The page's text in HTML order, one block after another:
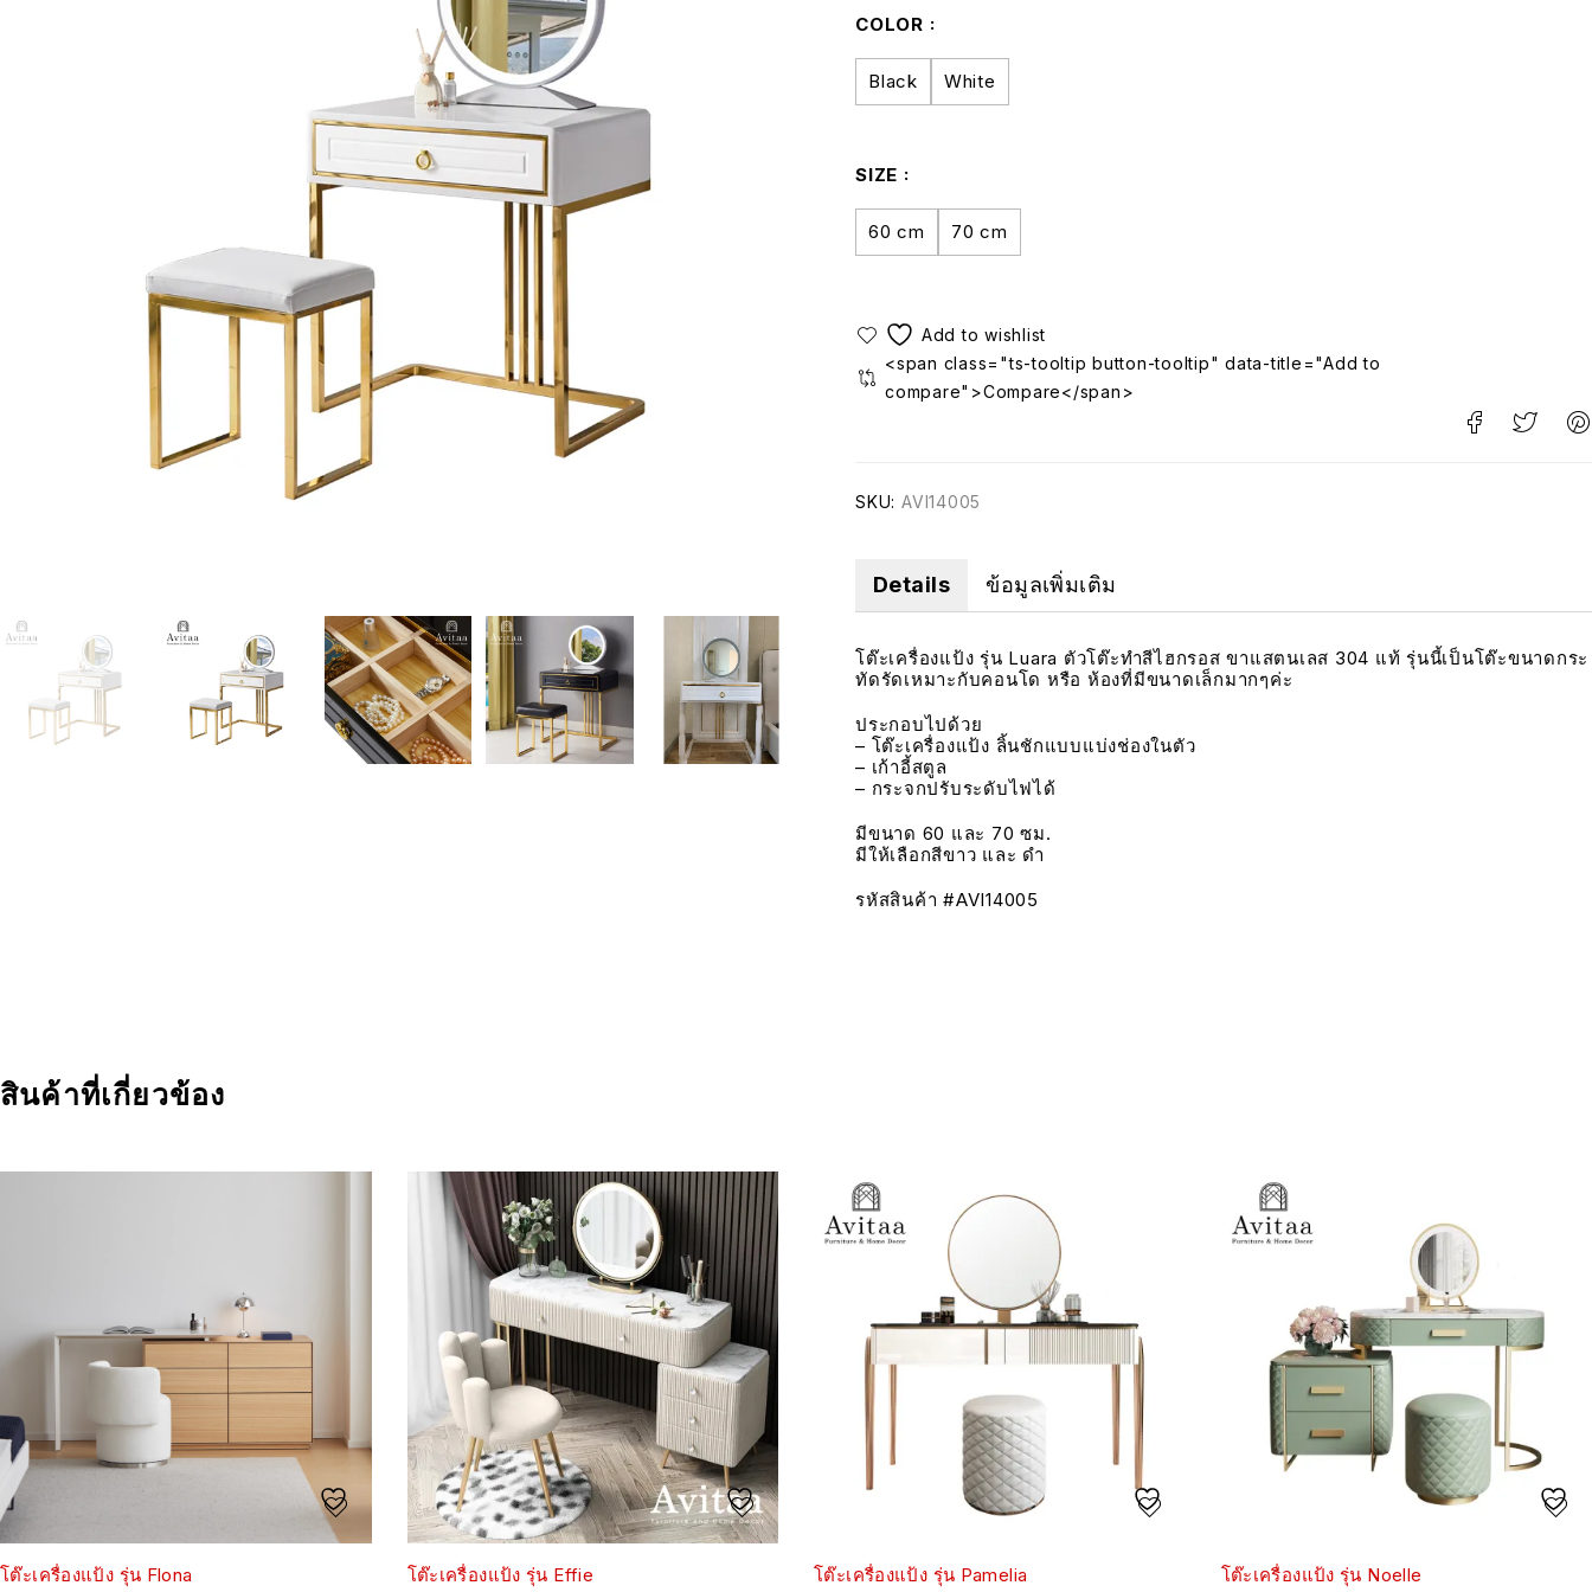
COLOR
Black White
SIZE
60 cm 70 cm
<span class="ts-tooltip button-tooltip" data-title="Add to
compare">Compare</span>
SKU: AVI14005
Details ข้อมูลเพิ่มเติม
โต๊ะเครื่องแป้ง รุ่น Luara ตัวโต๊ะทำสีไฮกรอส ขาแสตนเลส 304 แท้ รุ่นนี้เป็นโต๊ะขนาดกระ
ทัดรัดเหมาะกับคอนโด หรือ ห้องที่มีขนาดเล็กมากๆค่ะ
ประกอบไปด้วย
– โต๊ะเครื่องแป้ง ลิ้นชักแบบแบ่งช่องในตัว
– เก้าอี้สตูล
– กระจกปรับระดับไฟได้
มีขนาด 60 และ 70 ซม.
มีให้เลือกสีขาว และ ดำ
รหัสสินค้า #AVI14005
สินค้าที่เกี่ยวข้อง
โต๊ะเครื่องแป้ง รุ่น Flona โต๊ะเครื่องแป้ง รุ่น Effie โต๊ะเครื่องแป้ง รุ่น Pamelia โต๊ะเครื่องแป้ง รุ่น Noelle